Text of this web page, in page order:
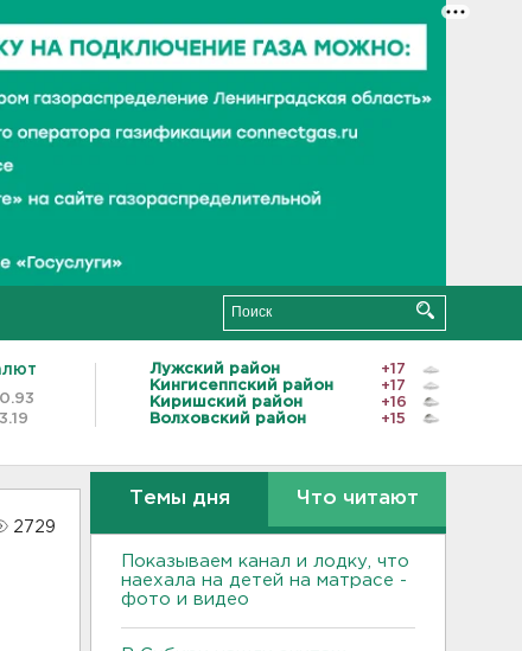
Лужский район
+17
Кингисеппский район
+17
Киришский район
+16
Волховский район
+15
2729
Темы дня Что читают
Показываем канал и лодку, что
наехала на детей на матрасе -
фото и видео